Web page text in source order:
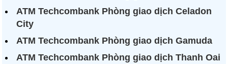
ATM Techcombank Phòng giao dịch Celadon
City
ATM Techcombank Phòng giao dịch Gamuda
ATM Techcombank Phòng giao dịch Thanh Oai